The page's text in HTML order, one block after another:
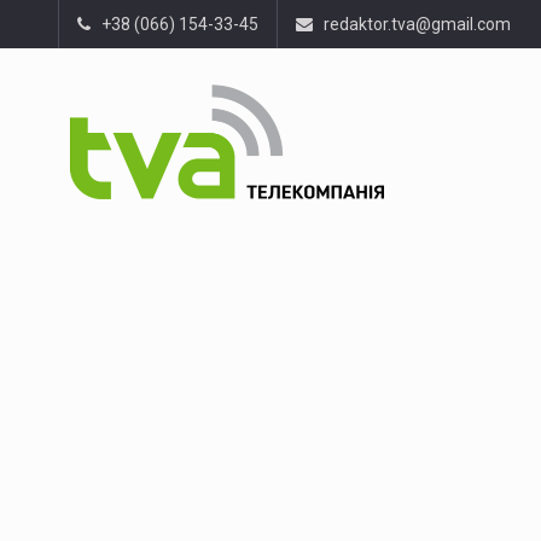
+38 (066) 154-33-45 redaktor.tva@gmail.com